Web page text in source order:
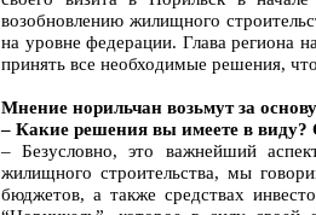
возобновлению жилищного
на уровне федерации. Глава региона
принять все необходимые решения,
Мнение норильчан возьмут за основу
– Какие решения вы имеете в
– Безусловно, это важнейший
жилищного строительства, мы
бюджетов, а также средствах